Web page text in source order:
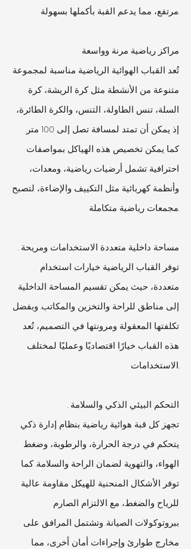
مرتفع، مما يدعم القبة بأكملها بسهولة.
مراكز رياضية مرنة وواسعة
تُعد القباب الهوائية الرياضية مناسبة لمجموعة
متنوعة من الأنشطة مثل كرة الريشة، كرة
السلة، تنس الطاولة، التنس، والكرة الطائرة،
إذ يمكن أن تمتد لمسافة تصل إلى 100 متر.
كما يمكن تخصيص هذه الهياكل بمواصفات
احترافية تشمل أرضيات رياضية، ومعدات،
وأنظمة كهربائية مثل التكييف والإضاءة، لتصبح
مجمعات رياضية متكاملة.
. مساحة داخلية متعددة الاستخدامات ومريحة
توفر القباب الرياضية خيارات استخدام
متعددة، حيث يمكن تقسيم المساحة الداخلية
إلى مناطق للراحة والتخزين والمكاتب. وبفضل
تكلفتها المعقولة ومرونتها في التصميم، تُعد
هذه القباب خيارًا اقتصاديًا وعمليًا لمختلف
الاستخدامات.
. التحكم البيئي الذكي والسلامة
تجهز كل قبة هوائية رياضية بنظام إدارة ذكي
يتحكم في درجة الحرارة، والرطوبة، وضغط
الهواء، والتهوية لضمان الراحة والسلامة. كما
توفر الأشكال المنحنية للهيكل مقاومة عالية
للرياح والضغط، مع الالتزام الصارم
ببروتوكولات الصيانة. وتشتمل المرافق على
مخارج طوارئ وإجراءات أمان أخرى، مما